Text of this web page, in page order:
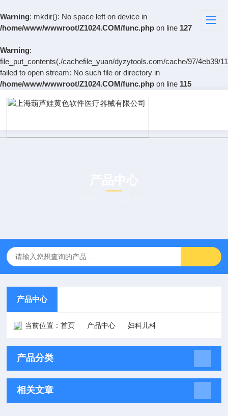
Warning: mkdir(): No space left on device in
/home/www/wwwroot/Z1024.COM/func.php on line 127
Warning:
file_put_contents(./cachefile_yuan/dyzytools.com/cache/97/4eb39/
failed to open stream: No such file or directory in
/home/www/wwwroot/Z1024.COM/func.php on line 115
产品中心
当前位置：首页 产品中心 妇科儿科
产品分类
相关文章